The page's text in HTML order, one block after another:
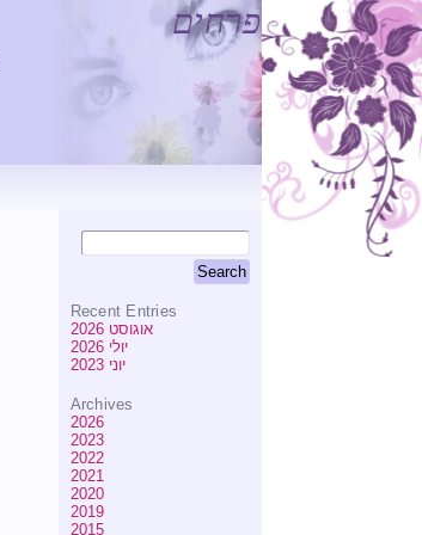
פרחים
Recent Entries
אוגוסט 2026
יולי 2026
יוני 2023
Archives
2026
2023
2022
2021
2020
2019
2015